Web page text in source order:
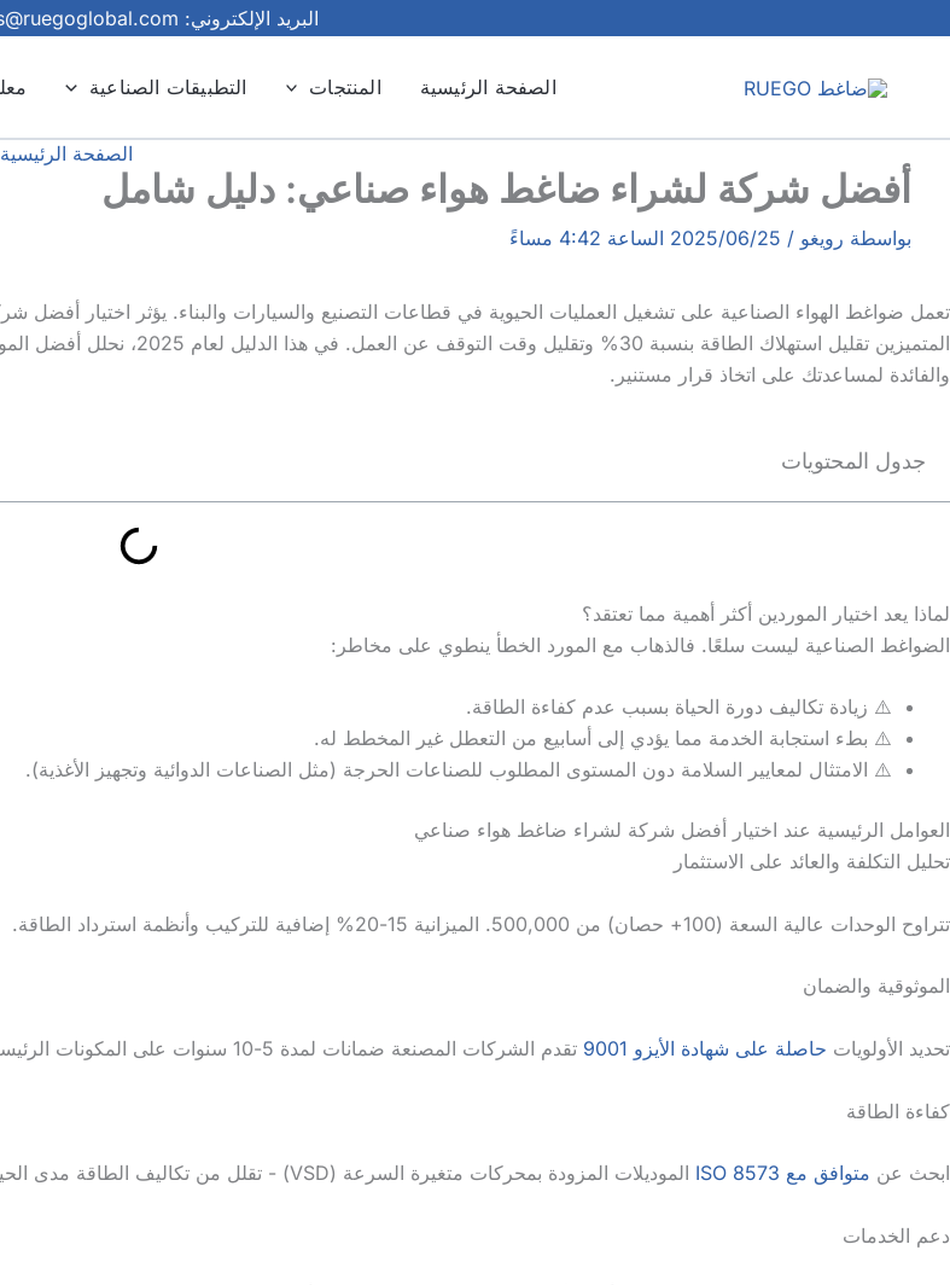
المحتوى
البريد الإلكتروني: sales@ruegoglobal.com
الصفحة الرئيسية المنتجات التطبيقات الصناعية
الصفحة الرئيسية
أفضل شركة لشراء ضاغط هواء صناعي: دليل شامل
بواسطة رويغو / 2025/06/25 الساعة 4:42 مساءً
تعمل ضواغط الهواء الصناعية على تشغيل العمليات الحيوية في قطاعات التصنيع والسيارات والبناء. يؤثر اختيار أفضل
والفائدة لمساعدتك على اتخاذ قرار مستنير.
جدول المحتويات
لماذا يعد اختيار الموردين أكثر أهمية مما تعتقد؟
الضواغط الصناعية ليست سلعًا. فالذهاب مع المورد الخطأ ينطوي على مخاطر:
⚠️ زيادة تكاليف دورة الحياة بسبب عدم كفاءة الطاقة.
⚠️ بطء استجابة الخدمة مما يؤدي إلى أسابيع من التعطل غير المخطط له.
⚠️ الامتثال لمعايير السلامة دون المستوى المطلوب للصناعات الحرجة (مثل الصناعات الدوائية وتجهيز الأغذية).
العوامل الرئيسية عند اختيار أفضل شركة لشراء ضاغط هواء صناعي
تحليل التكلفة والعائد على الاستثمار
تتراوح الوحدات عالية السعة (100+ حصان) من 500,000. الميزانية 15-20% إضافية للتركيب وأنظمة استرداد الطاقة.
الموثوقية والضمان
تحديد الأولويات حاصلة على شهادة الأيزو 9001 تقدم الشركات المصنعة ضمانات لمدة 5-10 سنوات على المكونات الرئيسية.
كفاءة الطاقة
ابحث عن متوافق مع ISO 8573 الموديلات المزودة بمحركات متغيرة السرعة (VSD) - تقلل من تكاليف الطاقة مدى الحياة بمقدار 40%.
دعم الخدمات